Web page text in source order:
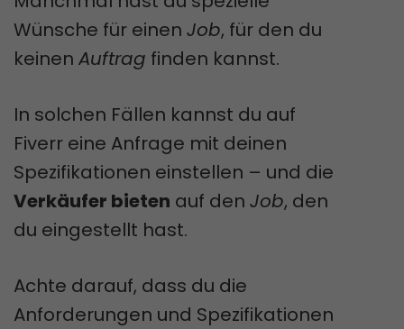
Wünsche für einen Job, für den du
keinen Auftrag finden kannst.
In solchen Fällen kannst du auf
Fiverr eine Anfrage mit deinen
Spezifikationen einstellen – und die
Verkäufer bieten auf den Job, den
du eingestellt hast.
Achte darauf, dass du die
Anforderungen und Spezifikationen